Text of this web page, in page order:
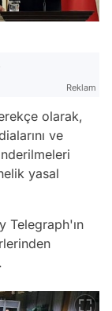
Reklam
olarak,
ve
yasal
Telegraph'ın